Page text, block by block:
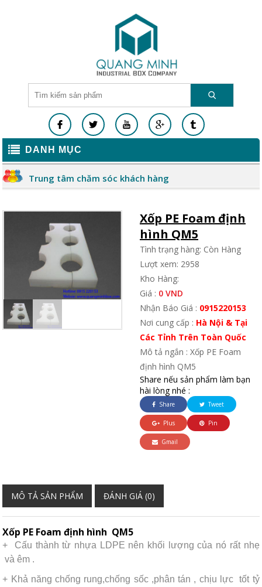
DANH MỤC
Trung tâm chăm sóc khách hàng
Xốp PE Foam định
hình QM5
Tình trạng hàng: Còn Hàng
Lượt xem: 2958
Kho Hàng:
Giá : 0 VND
Nhận Báo Giá : 0915220153
Nơi cung cấp : Hà Nội & Tại
Các Tỉnh Trên Toàn Quốc
Mô tả ngắn : Xốp PE Foam
định hình QM5
Share nếu sản phẩm làm bạn
hài lòng nhé :
Share Tweet
Plus Pin
Gmail
MÔ TẢ SẢN PHẨM ĐÁNH GIÁ (0)
Xốp PE Foam định hình QM5
+ Cấu thành từ nhựa LDPE nên khối lượng của nó rất nhẹ
và êm .
+ Khả năng chống rung,chống sốc ,phân tán , chịu lực tốt tỷ